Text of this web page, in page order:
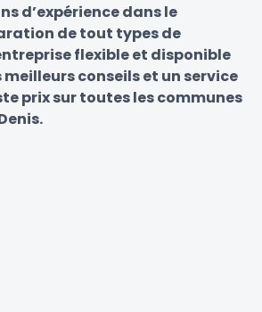
d’expérience dans le
de tout types de
flexible et disponible
conseils et un service
prix sur toutes les communes